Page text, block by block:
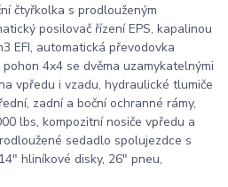
čtyřkolka s prodlouženým
posilovač řízení EPS, kapalinou
EFI, automatická převodovka
4x4 se dvěma uzamykatelnými
vpředu i vzadu, hydraulické tlumiče
zadní a boční ochranné rámy,
lbs, kompozitní nosiče vpředu a
sedadlo spolujezdce s
hliníkové disky, 26" pneu,